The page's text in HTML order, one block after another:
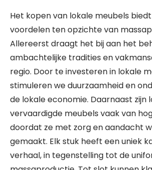
Het kopen van lokale meubels
voordelen ten opzichte van
Allereerst draagt het bij aan het
ambachtelijke tradities en
regio. Door te investeren in lokale
stimuleren we duurzaamheid en
de lokale economie. Daarnaast zijn
vervaardigde meubels vaak van
doordat ze met zorg en aandacht
gemaakt. Elk stuk heeft een uniek
verhaal, in tegenstelling tot de